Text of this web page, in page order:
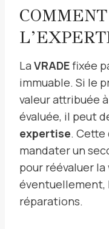
La VRADEfixée
immuable. Si le
valeur attribuée
évaluée, il peut
expertise.
mandater un
pour réévaluer
éventuellement,
réparations.